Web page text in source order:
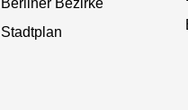
Berliner Bezirke
Stadtplan